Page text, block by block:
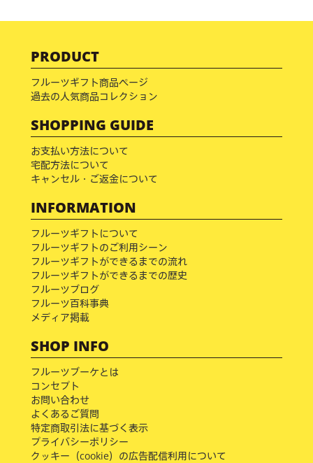
PRODUCT
フルーツギフト商品ページ
過去の人気商品コレクション
SHOPPING GUIDE
お支払い方法について
宅配方法について
キャンセル・ご返金について
INFORMATION
フルーツギフトについて
フルーツギフトのご利用シーン
フルーツギフトができるまでの流れ
フルーツギフトができるまでの歴史
フルーツブログ
フルーツ百科事典
メディア掲載
SHOP INFO
フルーツブーケとは
コンセプト
お問い合わせ
よくあるご質問
特定商取引法に基づく表示
プライバシーポリシー
クッキー（cookie）の広告配信利用について